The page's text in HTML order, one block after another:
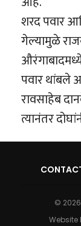
शरद पवार
गेल्यामुळे
पवार थांबले
रावसाहेब
त्यानंतर
©
Website